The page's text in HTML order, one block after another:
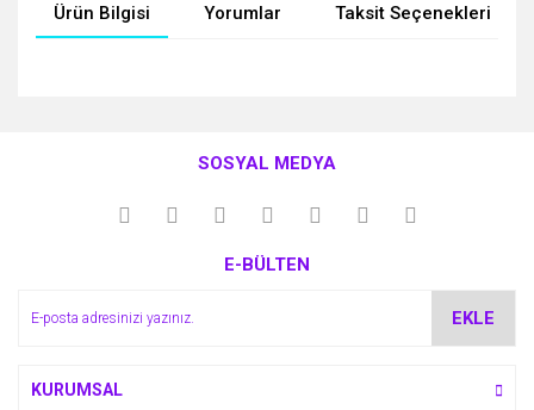
Ürün Bilgisi Yorumlar Taksit Seçenekleri
kullanarak tarafımıza iletebilirsiniz.
Görüş ve önerileriniz için teşekkür ederiz.
Ürün açıklamasında eksik bilgiler bulunuyor.
SOSYAL MEDYA
E-BÜLTEN
EKLE
KURUMSAL